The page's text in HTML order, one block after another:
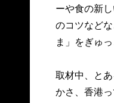
ーや食の新
のコツなど
ま」をぎゅ
取材中、と
かさ、香港